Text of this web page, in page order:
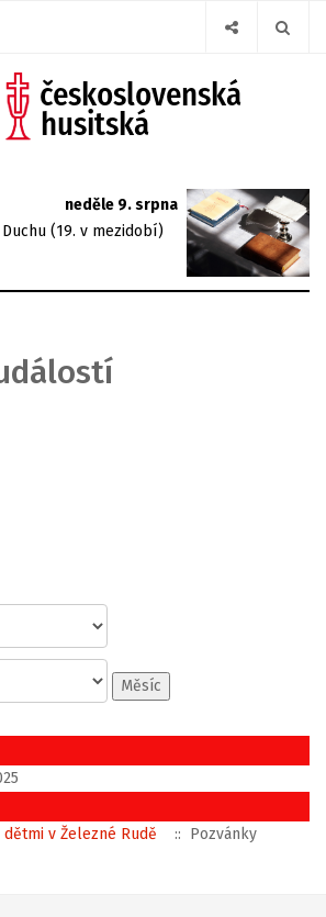
neděle 9. srpna
(19. v mezidobí)
Měsíc
v Železné Rudě
:: Pozvánky